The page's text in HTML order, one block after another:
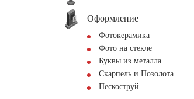
Оформление
Фотокерамика
Фото на стекле
Буквы из металла
Скарпель и Позолота
Пескоструй